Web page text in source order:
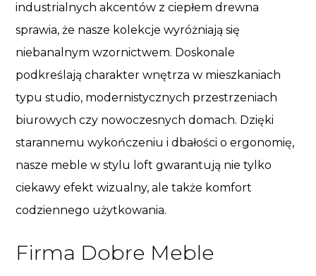
industrialnych akcentów z ciepłem drewna
sprawia, że nasze kolekcje wyróżniają się
niebanalnym wzornictwem. Doskonale
podkreślają charakter wnętrza w mieszkaniach
typu studio, modernistycznych przestrzeniach
biurowych czy nowoczesnych domach. Dzięki
starannemu wykończeniu i dbałości o ergonomię,
nasze meble w stylu loft gwarantują nie tylko
ciekawy efekt wizualny, ale także komfort
codziennego użytkowania.
Firma Dobre Meble